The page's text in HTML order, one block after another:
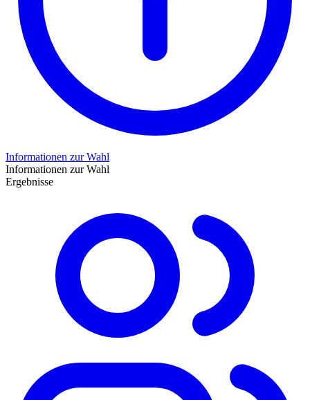
Informationen zur Wahl
Informationen zur Wahl
Ergebnisse